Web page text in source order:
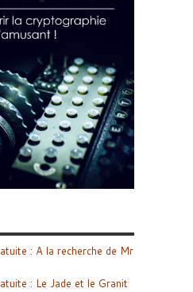
: A la recherche de Mr
: Le Jade et le Granit